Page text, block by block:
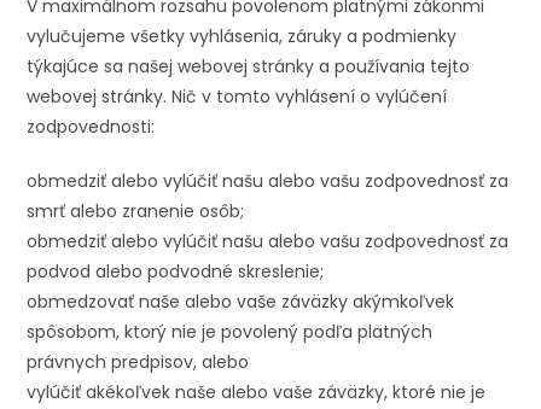
V maximálnom rozsahu povolenom platnými zákonmi
vylučujeme všetky vyhlásenia, záruky a podmienky
týkajúce sa našej webovej stránky a používania tejto
webovej stránky. Nič v tomto vyhlásení o vylúčení
zodpovednosti:
obmedziť alebo vylúčiť našu alebo vašu zodpovednosť za
smrť alebo zranenie osôb;
obmedziť alebo vylúčiť našu alebo vašu zodpovednosť za
podvod alebo podvodné skreslenie;
obmedzovať naše alebo vaše záväzky akýmkoľvek
spôsobom, ktorý nie je povolený podľa platných
právnych predpisov, alebo
vylúčiť akékoľvek naše alebo vaše záväzky, ktoré nie je